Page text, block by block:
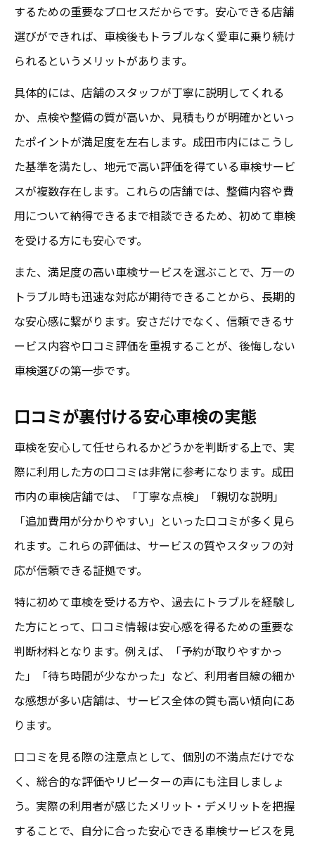
するための重要なプロセスだからです。安心できる店舗
選びができれば、車検後もトラブルなく愛車に乗り続け
られるというメリットがあります。
具体的には、店舗のスタッフが丁寧に説明してくれる
か、点検や整備の質が高いか、見積もりが明確かといっ
たポイントが満足度を左右します。成田市内にはこうし
た基準を満たし、地元で高い評価を得ている車検サービ
スが複数存在します。これらの店舗では、整備内容や費
用について納得できるまで相談できるため、初めて車検
を受ける方にも安心です。
また、満足度の高い車検サービスを選ぶことで、万一の
トラブル時も迅速な対応が期待できることから、長期的
な安心感に繋がります。安さだけでなく、信頼できるサ
ービス内容や口コミ評価を重視することが、後悔しない
車検選びの第一歩です。
口コミが裏付ける安心車検の実態
車検を安心して任せられるかどうかを判断する上で、実
際に利用した方の口コミは非常に参考になります。成田
市内の車検店舗では、「丁寧な点検」「親切な説明」
「追加費用が分かりやすい」といった口コミが多く見ら
れます。これらの評価は、サービスの質やスタッフの対
応が信頼できる証拠です。
特に初めて車検を受ける方や、過去にトラブルを経験し
た方にとって、口コミ情報は安心感を得るための重要な
判断材料となります。例えば、「予約が取りやすかっ
た」「待ち時間が少なかった」など、利用者目線の細か
な感想が多い店舗は、サービス全体の質も高い傾向にあ
ります。
口コミを見る際の注意点として、個別の不満点だけでな
く、総合的な評価やリピーターの声にも注目しましょ
う。実際の利用者が感じたメリット・デメリットを把握
することで、自分に合った安心できる車検サービスを見